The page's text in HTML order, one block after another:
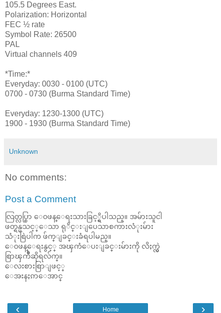
105.5 Degrees East.
Polarization: Horizontal
FEC ½ rate
Symbol Rate: 26500
PAL
Virtual channels 409
*Time:*
Everyday: 0030 - 0100 (UTC)
0700 - 0730 (Burma Standard Time)
Everyday: 1230-1300 (UTC)
1900 - 1930 (Burma Standard Time)
Unknown
No comments:
Post a Comment
လြတ္လပ္စြာ ေ၀ဖန္ေရးသားခြင့္ရွိပါသည္။ အမ်ားသူငါ
ဖတ္ရန္မသင့္ေသာ ရုိင္းျပေသာစကားလံုးမ်ား
သံုးစြဲပါက ဖ်က္ျခင္းခံရပါမည္။
ေ၀ဖန္ေရးနွင့္ အၾကံေပးျခင္းမ်ားကို လိႈက္လွဲ
စြာၾကိဳဆိုရလ်က္။
ေလးစားစြာျဖင့္
ေအးနႏၵာေအာင္
‹ ›
Home